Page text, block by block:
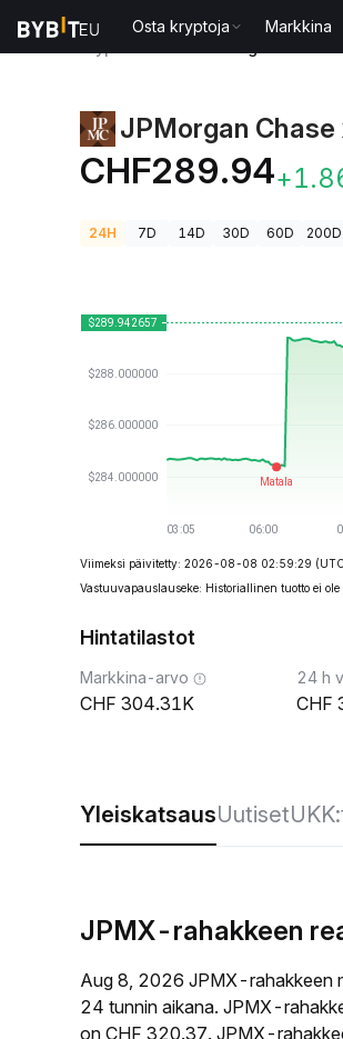
Osta kryptoja Markkina
JPMorgan
CHF289.94
24H 7D 14D 30D 60D 200D
Viimeksi päivitetty: 2026-08-08 02:59:29
Vastuuvapauslauseke: Historiallinen tuotto ei ole
Hintatilastot
Markkina-arvo
304.31K
24 h
YleiskatsausUutiset
JPMX-rahakkeen
Aug 8, 2026 JPMX-rahakkeen
24 tunnin aikana. JPMX-
on CHF 320.37. JPMX-